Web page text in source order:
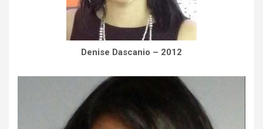
Denise Dascanio – 2012